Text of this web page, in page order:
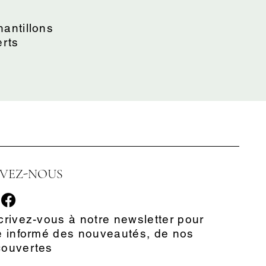
NOUS
vous à notre newsletter pour
informé des nouveautés, de nos